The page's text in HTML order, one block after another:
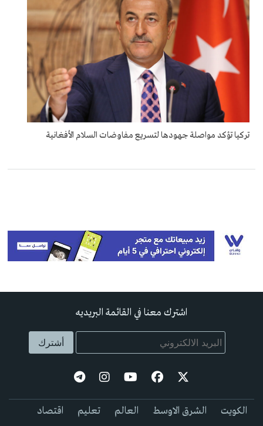
تركيا تؤكد مواصلة جهودها لتسريع مفاوضات السلام الأفغانية
اشترك معنا في القائمة البريديه
الكويت الشرق الاوسط العالم تعليم
اقتصاد